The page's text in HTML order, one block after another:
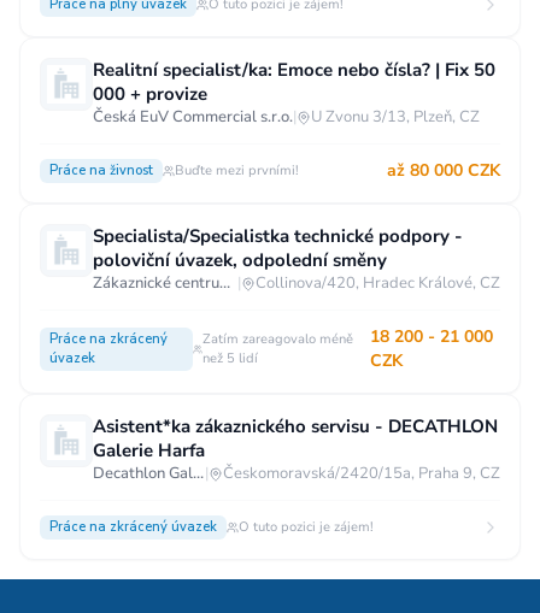
Práce na plný úvazek O tuto pozici je zájem!
Realitní specialist/ka: Emoce nebo čísla? | Fix 50
000 + provize
Česká EuV Commercial s.r.o.| U Zvonu 3/13, Plzeň, CZ
Práce na živnost Buďte mezi prvními! až 80 000 CZK
Specialista/Specialistka technické podpory -
poloviční úvazek, odpolední směny
Zákaznické centrum T-Mobile | Collinova/420, Hradec Králové, CZ
Práce na zkrácený
úvazek
Zatím zareagovalo méně
než 5 lidí
18 200 - 21 000
CZK
Asistent*ka zákaznického servisu - DECATHLON
Galerie Harfa
Decathlon Galerie Harfa| Českomoravská/2420/15a, Praha 9, CZ
Práce na zkrácený úvazek O tuto pozici je zájem!